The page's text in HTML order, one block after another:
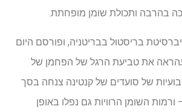
בהרבה ותכולת שומן מופחתת.
בריסטול בבריטניה, ופורסם היום
הראה את טביעת הרגל של הפחמן של
של סועדים של קנטינה צנחה בסך
השומן הרוויות גם נפלו באופן